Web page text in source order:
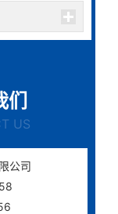
们
US
公司